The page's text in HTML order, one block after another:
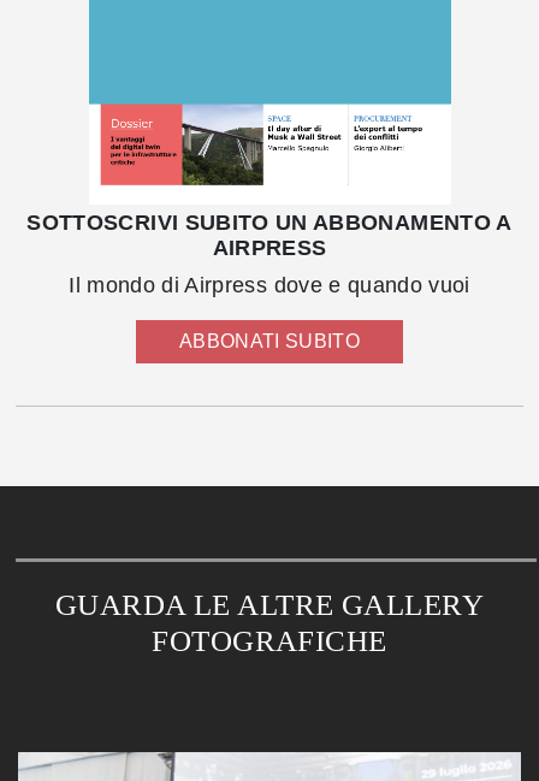
SOTTOSCRIVI SUBITO UN ABBONAMENTO A
AIRPRESS
Il mondo di Airpress dove e quando vuoi
ABBONATI SUBITO
GUARDA LE ALTRE GALLERY
FOTOGRAFICHE